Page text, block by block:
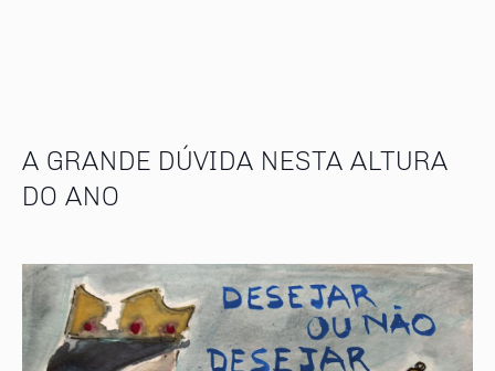
A GRANDE DÚVIDA NESTA ALTURA
DO ANO